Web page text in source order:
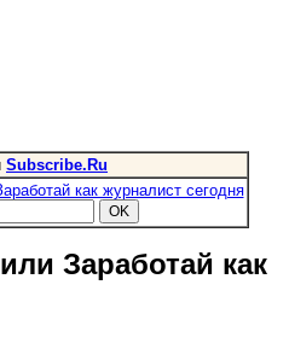
Subscribe.Ru
как журналист сегодня
Заработай как